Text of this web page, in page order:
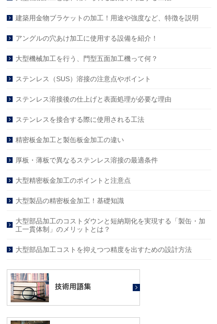
建築用金物ブラケットの加工！用途や強度など、特徴を説明
アングルの穴あけ加工に使用する設備を紹介！
大型機械加工を行う、門型五面加工機って何？
ステンレス（SUS）溶接の注意点やポイント
ステンレス溶接後の仕上げと表面処理が必要な理由
ステンレスを接合する際に使用される工法
精密板金加工と製缶板金加工の違い
厚板・薄板で異なるステンレス溶接の最適条件
大型精密板金加工のポイントと注意点
大型製品の精密板金加工！基礎知識
大型部品加工のコストダウンと短納期化を実現する「製缶・加
工一貫体制」のメリットとは？
大型部品加工コストを抑えつつ精度を出すための設計方法